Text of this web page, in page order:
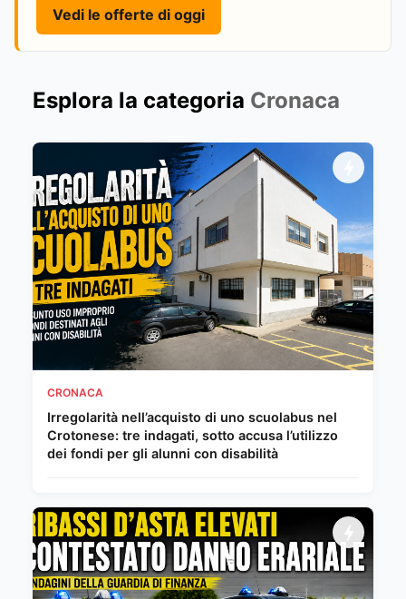
Vedi le offerte di oggi
Esplora la categoria Cronaca
CRONACA
Irregolarità nell’acquisto di uno scuolabus nel
Crotonese: tre indagati, sotto accusa l’utilizzo
dei fondi per gli alunni con disabilità